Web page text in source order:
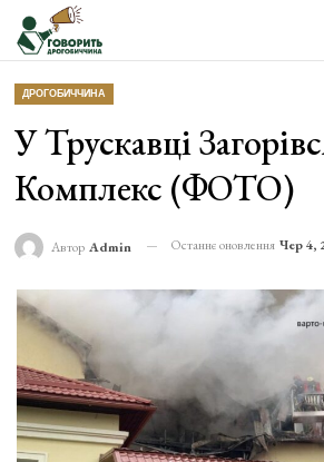
ДРОГОБИЧЧИНА
У Трускавці
Комплекс (ФОТО)
Автор Admin Останнє оновлення Чер 4,